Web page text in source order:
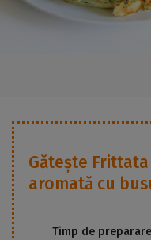
Gătește
aromată cu
Timp de preparare